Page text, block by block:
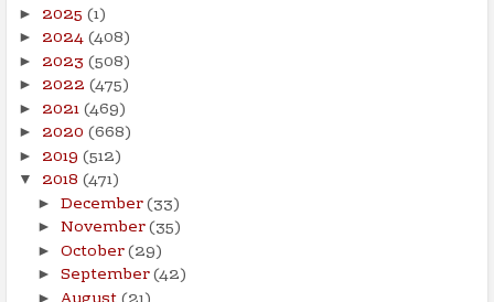
► 2025 (1)
► 2024(408)
► 2023 (508)
► 2022 (475)
► 2021(469)
► 2020 (668)
► 2019 (512)
▼ 2018 (471)
► December(33)
► November(35)
► October(29)
► September(42)
►